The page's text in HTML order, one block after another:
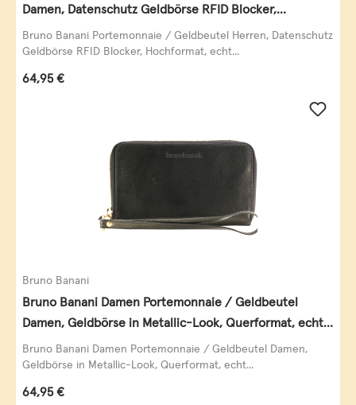
Damen, Datenschutz Geldbörse RFID Blocker,
Querformat, echt Leder, taupe
Bruno Banani Portemonnaie / Geldbeutel Herren, Datenschutz
Geldbörse RFID Blocker, Hochformat, echt...
Regulärer Preis:
64,95 €
Bruno Banani
Bruno Banani Damen Portemonnaie / Geldbeutel
Damen, Geldbörse in Metallic-Look, Querformat, echt
Leder, schwarz-gold
Bruno Banani Damen Portemonnaie / Geldbeutel Damen,
Geldbörse in Metallic-Look, Querformat, echt...
Regulärer Preis:
64,95 €